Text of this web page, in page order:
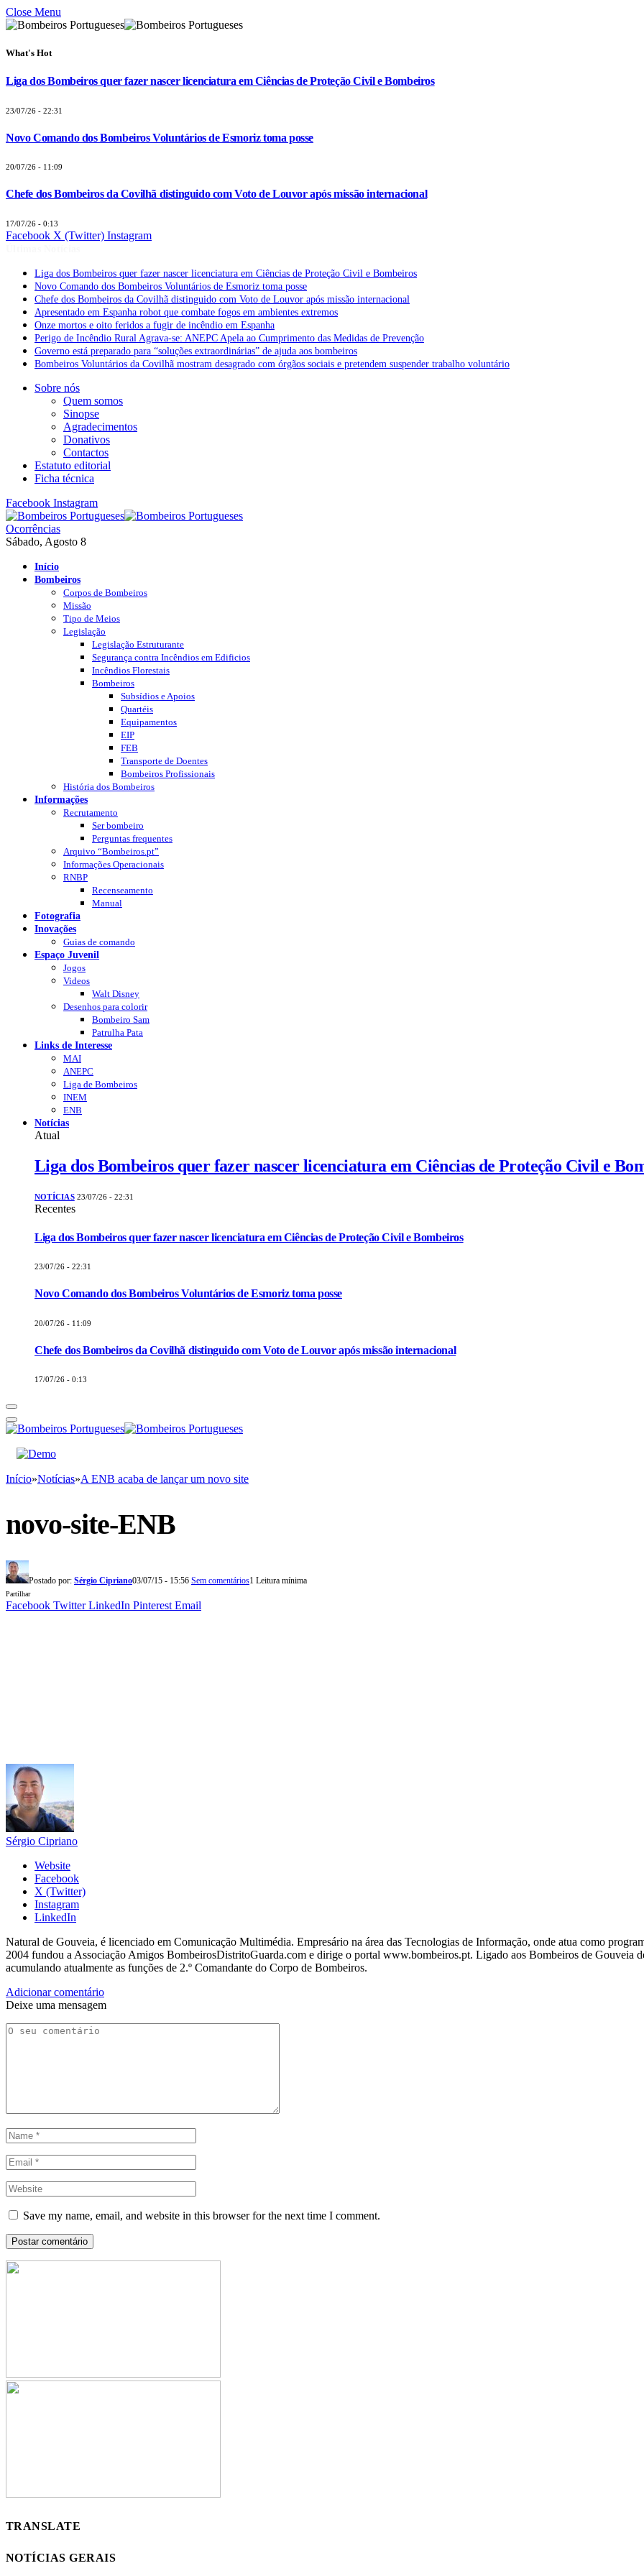
Close Menu
What's Hot
Liga dos Bombeiros quer fazer nascer licenciatura em Ciências de Proteção Civil e Bombeiros
23/07/26 - 22:31
Novo Comando dos Bombeiros Voluntários de Esmoriz toma posse
20/07/26 - 11:09
Chefe dos Bombeiros da Covilhã distinguido com Voto de Louvor após missão internacional
17/07/26 - 0:13
Facebook X (Twitter) Instagram
Liga dos Bombeiros quer fazer nascer licenciatura em Ciências de Proteção Civil e Bombeiros
Novo Comando dos Bombeiros Voluntários de Esmoriz toma posse
Chefe dos Bombeiros da Covilhã distinguido com Voto de Louvor após missão internacional
Apresentado em Espanha robot que combate fogos em ambientes extremos
Onze mortos e oito feridos a fugir de incêndio em Espanha
Perigo de Incêndio Rural Agrava-se: ANEPC Apela ao Cumprimento das Medidas de Prevenção
Governo está preparado para “soluções extraordinárias” de ajuda aos bombeiros
Bombeiros Voluntários da Covilhã mostram desagrado com órgãos sociais e pretendem suspender trabalho voluntário
Sobre nós
Quem somos
Sinopse
Agradecimentos
Donativos
Contactos
Estatuto editorial
Ficha técnica
Facebook Instagram
Ocorrências
Sábado, Agosto 8
Início
Bombeiros
Corpos de Bombeiros
Missão
Tipo de Meios
Legislação
Legislação Estruturante
Segurança contra Incêndios em Edificios
Incêndios Florestais
Bombeiros
Subsídios e Apoios
Quartéis
Equipamentos
EIP
FEB
Transporte de Doentes
Bombeiros Profissionais
História dos Bombeiros
Informações
Recrutamento
Ser bombeiro
Perguntas frequentes
Arquivo “Bombeiros.pt”
Informações Operacionais
RNBP
Recenseamento
Manual
Fotografia
Inovações
Guias de comando
Espaço Juvenil
Jogos
Videos
Walt Disney
Desenhos para colorir
Bombeiro Sam
Patrulha Pata
Links de Interesse
MAI
ANEPC
Liga de Bombeiros
INEM
ENB
Notícias
Atual
Liga dos Bombeiros quer fazer nascer licenciatura em Ciências de Proteção Civil e
NOTÍCIAS 23/07/26 - 22:31
Recentes
Liga dos Bombeiros quer fazer nascer licenciatura em Ciências de Proteção Civil e Bombeiros
23/07/26 - 22:31
Novo Comando dos Bombeiros Voluntários de Esmoriz toma posse
20/07/26 - 11:09
Chefe dos Bombeiros da Covilhã distinguido com Voto de Louvor após missão internacional
17/07/26 - 0:13
Início»Notícias»A ENB acaba de lançar um novo site
novo-site-ENB
Postado por: Sérgio Cipriano03/07/15 - 15:56 Sem comentários1 Leitura mínima
Partilhar
Facebook Twitter LinkedIn Pinterest Email
Sérgio Cipriano
Website
Facebook
X (Twitter)
Instagram
LinkedIn
Natural de Gouveia, é licenciado em Comunicação Multimédia. Empresário na área das Tecnologias de Informação, onde atua como
2004 fundou a Associação Amigos BombeirosDistritoGuarda.com e dirige o portal www.bombeiros.pt. Ligado aos Bombeiros de Gouveia
acumulando atualmente as funções de 2.º Comandante do Corpo de Bombeiros.
Adicionar comentário
Deixe uma mensagem
Save my name, email, and website in this browser for the next time I comment.
TRANSLATE
NOTÍCIAS GERAIS